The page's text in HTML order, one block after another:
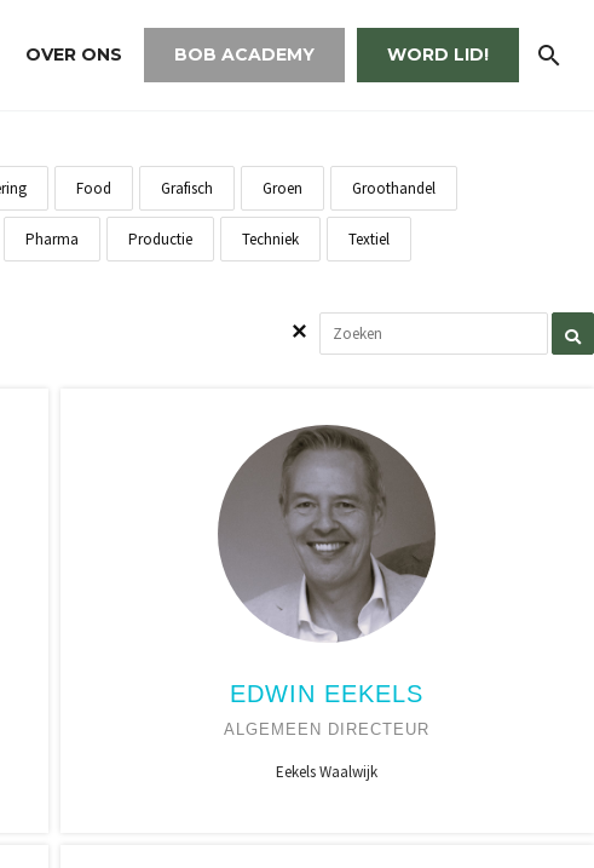
OVER ONS BOB ACADEMY WORD LID!
Food Grafisch Groen Groothandel
Pharma Productie Techniek Textiel
EDWIN EEKELS
ALGEMEEN DIRECTEUR
Eekels Waalwijk